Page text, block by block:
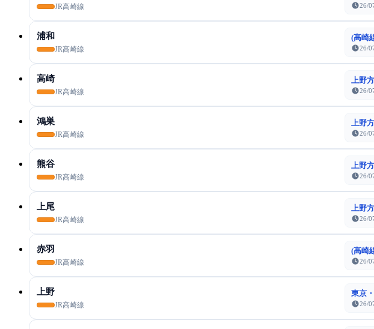
JR高崎線 26/
浦和
JR高崎線
(高崎
26/
高崎
JR高崎線
上野
26/
鴻巣
JR高崎線
上野
26/
熊谷
JR高崎線
上野
26/
上尾
JR高崎線
上野
26/
赤羽
JR高崎線
(高崎
26/
上野
JR高崎線
東京
26/